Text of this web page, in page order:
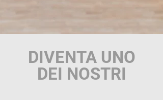
DIVENTA UNO
DEI NOSTRI